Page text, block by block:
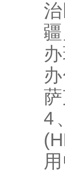
4